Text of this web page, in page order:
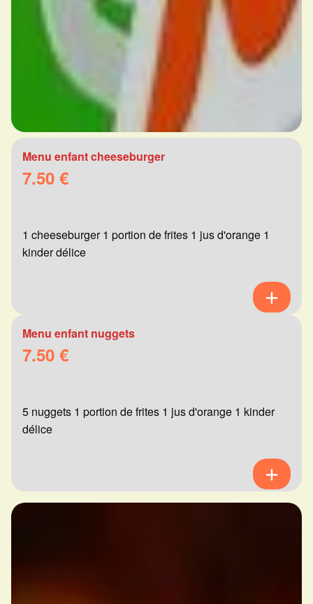
Menu enfant cheeseburger
7.50 €
1 cheeseburger 1 portion de frites 1 jus d'orange 1
kinder délice
Menu enfant nuggets
7.50 €
5 nuggets 1 portion de frites 1 jus d'orange 1 kinder
délice